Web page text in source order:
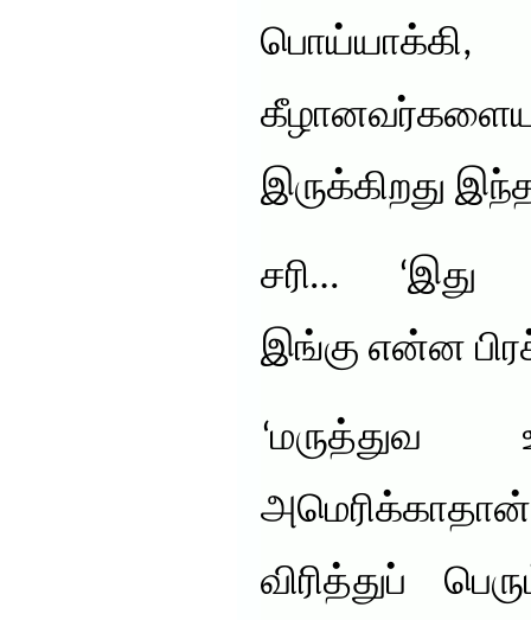
இருக்கிறது
சரி… ‘இது
இங்கு என்ன
‘மருத்துவ
விரித்துப்